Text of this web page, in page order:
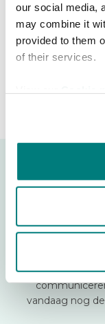
our social media,
may combine it
provided to them
of their services.
Release
andere taal
vertaal-
vandaag nog